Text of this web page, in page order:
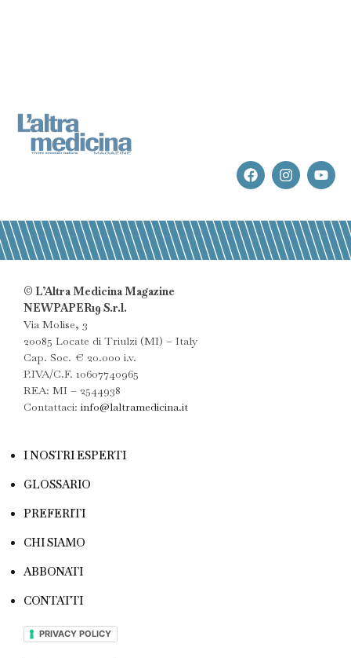
© L’Altra Medicina Magazine
NEWPAPER19 S.r.l.
Via Molise, 3
20085 Locate di Triulzi (MI) – Italy
Cap. Soc. € 20.000 i.v.
P.IVA/C.F. 10607740965
REA: MI – 2544938
Contattaci: info@laltramedicina.it
I NOSTRI ESPERTI
GLOSSARIO
PREFERITI
CHI SIAMO
ABBONATI
CONTATTI
PRIVACY POLICY